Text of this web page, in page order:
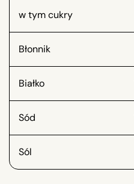
w tym cukry
Błonnik
Białko
Sód
Sól